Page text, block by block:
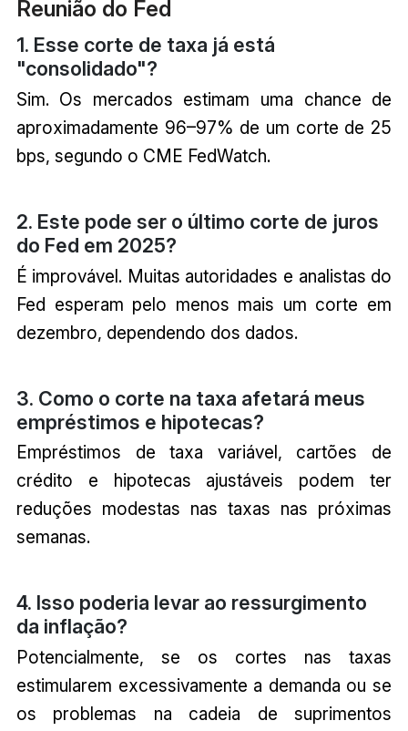
Reunião do Fed
1. Esse corte de taxa já está
"consolidado"?
Sim. Os mercados estimam uma chance de
aproximadamente 96–97% de um corte de 25
bps, segundo o CME FedWatch.
2. Este pode ser o último corte de juros
do Fed em 2025?
É improvável. Muitas autoridades e analistas do
Fed esperam pelo menos mais um corte em
dezembro, dependendo dos dados.
3. Como o corte na taxa afetará meus
empréstimos e hipotecas?
Empréstimos de taxa variável, cartões de
crédito e hipotecas ajustáveis podem ter
reduções modestas nas taxas nas próximas
semanas.
4. Isso poderia levar ao ressurgimento
da inflação?
Potencialmente, se os cortes nas taxas
estimularem excessivamente a demanda ou se
os problemas na cadeia de suprimentos